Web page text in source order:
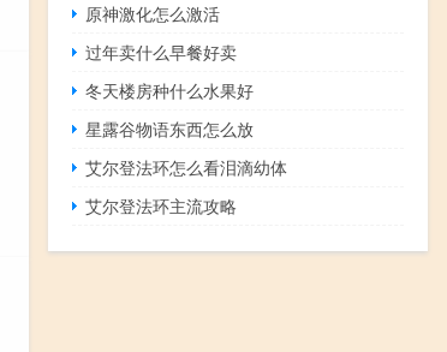
原神激化怎么激活
过年卖什么早餐好卖
冬天楼房种什么水果好
星露谷物语东西怎么放
艾尔登法环怎么看泪滴幼体
艾尔登法环主流攻略